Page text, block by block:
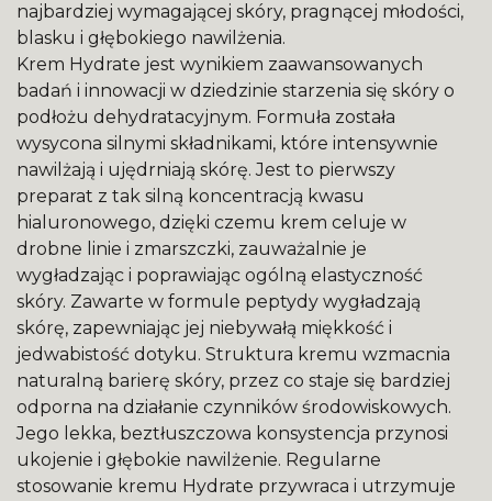
najbardziej wymagającej skóry, pragnącej młodości,
blasku i głębokiego nawilżenia.
Krem Hydrate jest wynikiem zaawansowanych
badań i innowacji w dziedzinie starzenia się skóry o
podłożu dehydratacyjnym. Formuła została
wysycona silnymi składnikami, które intensywnie
nawilżają i ujędrniają skórę. Jest to pierwszy
preparat z tak silną koncentracją kwasu
hialuronowego, dzięki czemu krem celuje w
drobne linie i zmarszczki, zauważalnie je
wygładzając i poprawiając ogólną elastyczność
skóry. Zawarte w formule peptydy wygładzają
skórę, zapewniając jej niebywałą miękkość i
jedwabistość dotyku. Struktura kremu wzmacnia
naturalną barierę skóry, przez co staje się bardziej
odporna na działanie czynników środowiskowych.
Jego lekka, beztłuszczowa konsystencja przynosi
ukojenie i głębokie nawilżenie. Regularne
stosowanie kremu Hydrate przywraca i utrzymuje